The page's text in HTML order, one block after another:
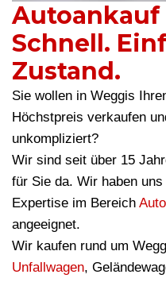
Autoankauf
Schnell.
Zustand.
Sie wollen in Weggis
Höchstpreis verkaufen
unkompliziert?
Wir sind seit über 15
für Sie da. Wir haben
Expertise im Bereich
angeeignet.
Wir kaufen rund um
Unfallwagen,